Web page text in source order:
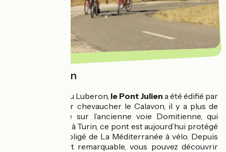
Le pont Julien
Situé aux pieds du Luberon, le Pont Julien a été édifié par
les romains pour chevaucher le Calavon, il y a plus de
2000 ans. Situé sur l’ancienne voie Domitienne, qui
reliait Narbonne à Turin, ce pont est aujourd’hui protégé
et un passage obligé de La Méditerranée à vélo. Depuis
cet ouvrage d’art remarquable, vous pouvez découvrir